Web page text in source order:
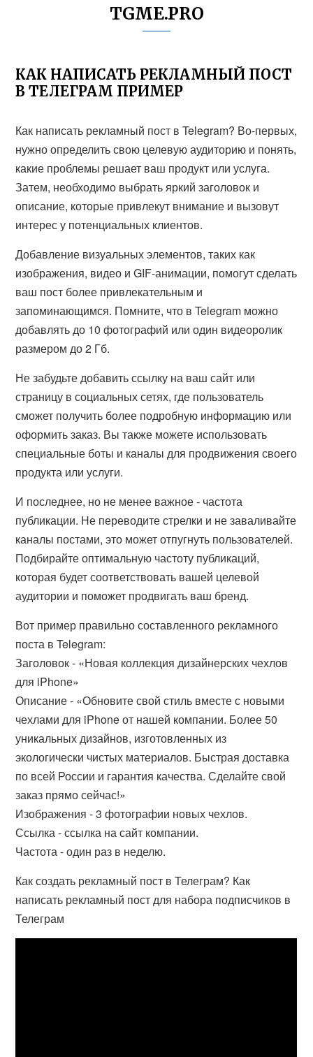
TGME.PRO
КАК НАПИСАТЬ РЕКЛАМНЫЙ ПОСТ
В ТЕЛЕГРАМ ПРИМЕР
Как написать рекламный пост в Telegram? Во-первых,
нужно определить свою целевую аудиторию и понять,
какие проблемы решает ваш продукт или услуга.
Затем, необходимо выбрать яркий заголовок и
описание, которые привлекут внимание и вызовут
интерес у потенциальных клиентов.
Добавление визуальных элементов, таких как
изображения, видео и GIF-анимации, помогут сделать
ваш пост более привлекательным и
запоминающимся. Помните, что в Telegram можно
добавлять до 10 фотографий или один видеоролик
размером до 2 Гб.
Не забудьте добавить ссылку на ваш сайт или
страницу в социальных сетях, где пользователь
сможет получить более подробную информацию или
оформить заказ. Вы также можете использовать
специальные боты и каналы для продвижения своего
продукта или услуги.
И последнее, но не менее важное - частота
публикации. Не переводите стрелки и не заваливайте
каналы постами, это может отпугнуть пользователей.
Подбирайте оптимальную частоту публикаций,
которая будет соответствовать вашей целевой
аудитории и поможет продвигать ваш бренд.
Вот пример правильно составленного рекламного
поста в Telegram:
Заголовок - «Новая коллекция дизайнерских чехлов
для iPhone»
Описание - «Обновите свой стиль вместе с новыми
чехлами для iPhone от нашей компании. Более 50
уникальных дизайнов, изготовленных из
экологически чистых материалов. Быстрая доставка
по всей России и гарантия качества. Сделайте свой
заказ прямо сейчас!»
Изображения - 3 фотографии новых чехлов.
Ссылка - ссылка на сайт компании.
Частота - один раз в неделю.
Как создать рекламный пост в Телеграм? Как
написать рекламный пост для набора подписчиков в
Телеграм